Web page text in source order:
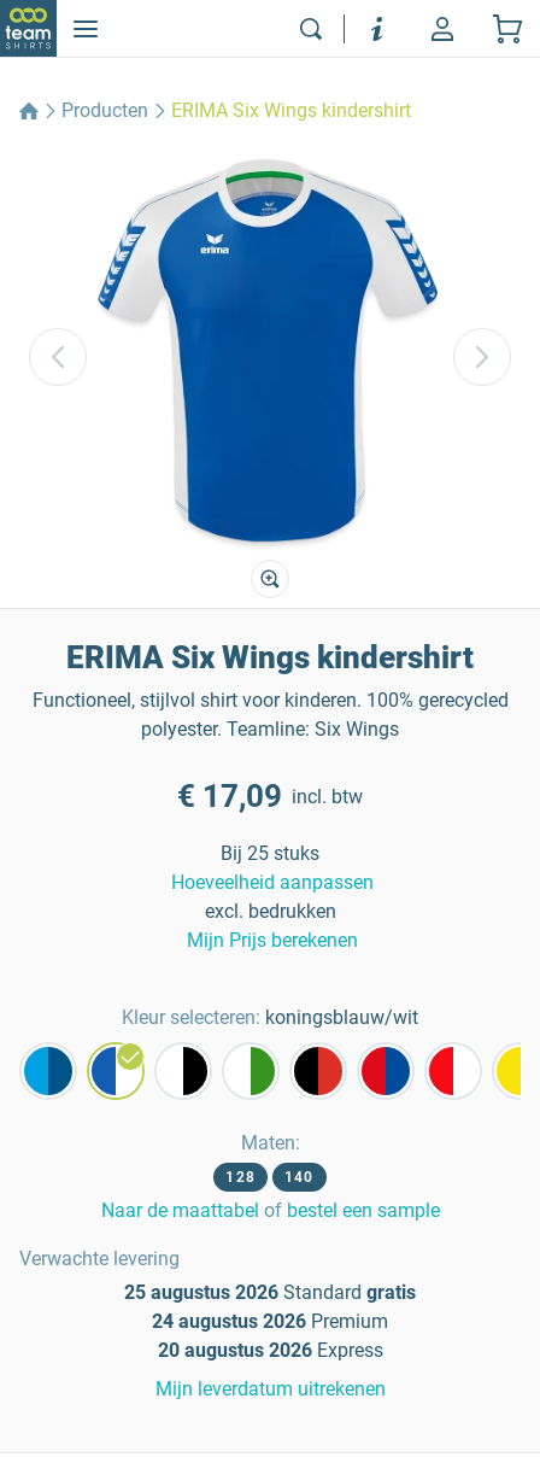
Producten ERIMA Six Wings kindershirt
ERIMA Six Wings kindershirt
Functioneel, stijlvol shirt voor kinderen. 100% gerecycled
polyester. Teamline: Six Wings
€ 17,09 incl. btw
Bij 25 stuks
Hoeveelheid aanpassen
excl. bedrukken
Mijn Prijs berekenen
Kleur selecteren: koningsblauw/wit
Maten:
128 140
Naar de maattabel of bestel een sample
Verwachte levering
25 augustus 2026 Standard gratis
24 augustus 2026 Premium
20 augustus 2026 Express
Mijn leverdatum uitrekenen